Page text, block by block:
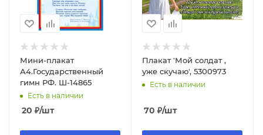
Мини-плакат
А4.Государственный
гимн РФ. Ш-14865
Есть в наличии
20 ₽/шт
Плакат 'Мой солдат ,
уже скучаю', 5300973
Есть в наличии
70 ₽/шт